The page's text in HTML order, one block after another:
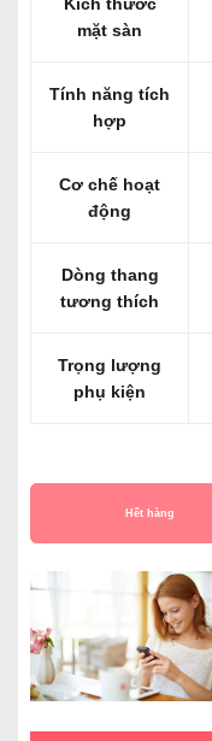
Kích thước
mặt sàn
Tính năng tích
hợp
Cơ chế hoạt
động
Dòng thang
tương thích
Trọng lượng
phụ kiện
Hết hàng